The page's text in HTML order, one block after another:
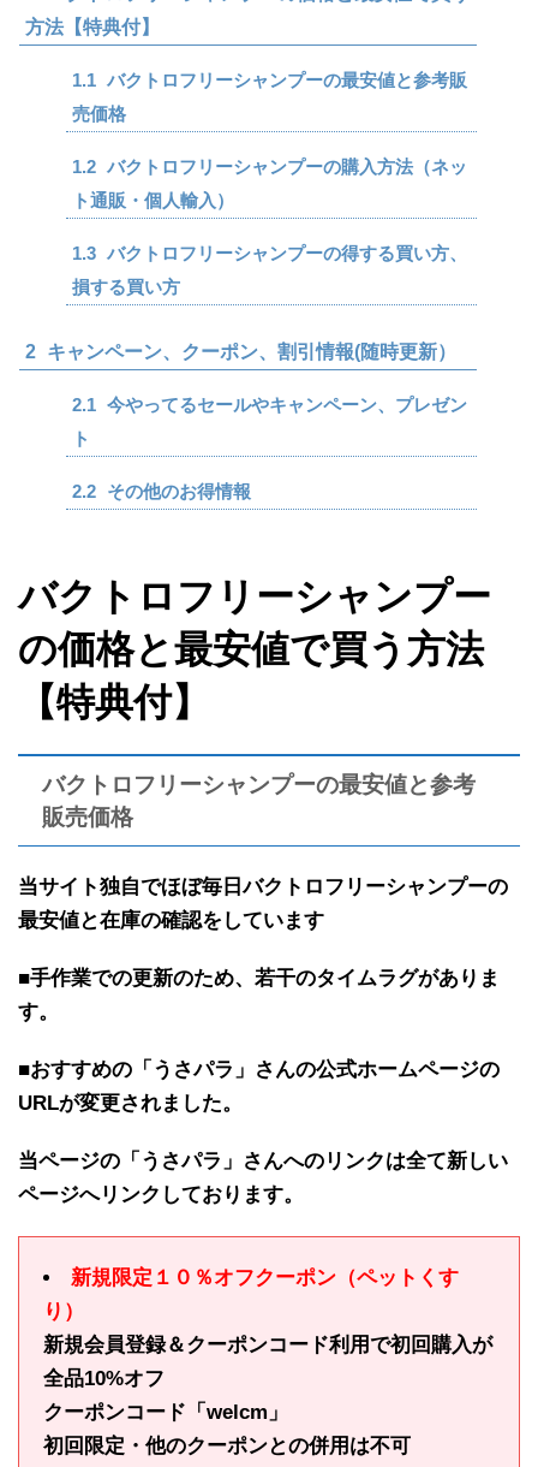
方法【特典付】
1.1 バクトロフリーシャンプーの最安値と参考販
売価格
1.2 バクトロフリーシャンプーの購入方法（ネッ
ト通販・個人輸入）
1.3 バクトロフリーシャンプーの得する買い方、
損する買い方
2 キャンペーン、クーポン、割引情報(随時更新）
2.1 今やってるセールやキャンペーン、プレゼン
ト
2.2 その他のお得情報
バクトロフリーシャンプー
の価格と最安値で買う方法
【特典付】
バクトロフリーシャンプーの最安値と参考
販売価格
当サイト独自でほぼ毎日バクトロフリーシャンプーの
最安値と在庫の確認を しています
■手作業での更新のため、若干のタイムラグがありま
す。
■おすすめの「うさパラ」さんの公式ホームページの
URLが変更されました。
当ページの「うさパラ」さんへのリンクは全て新しい
ページへリンクしております。
新規限定１０％オフクーポン（ペットくす
り）
新規会員登録＆クーポンコード利用で初回購入が
全品10%オフ
クーポンコード「welcm」
初回限定・他のクーポンとの併用は不可